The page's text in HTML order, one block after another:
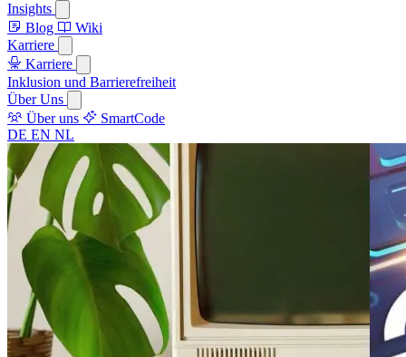
Insights
Blog
Wiki
Karriere
Karriere
Inklusion und Barrierefreiheit
Über Uns
Über uns
SmartCode
DE EN NL